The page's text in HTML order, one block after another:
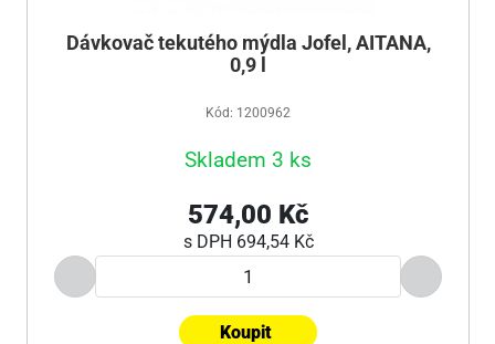
Dávkovač tekutého mýdla Jofel, AITANA,
0,9 l
Kód: 1200962
Skladem 3 ks
574,00 Kč
s DPH 694,54 Kč
Koupit